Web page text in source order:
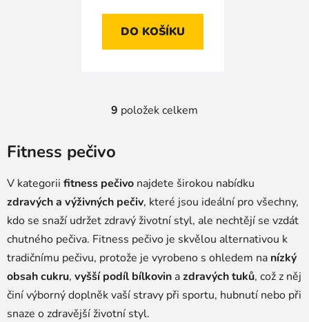
DO KOŠÍKU
O
d
a
c
í
p
r
v
k
y
9 položek celkem
Fitness pečivo
V kategorii fitness pečivo najdete širokou nabídku
zdravých a výživných pečiv, které jsou ideální pro všechny,
kdo se snaží udržet zdravý životní styl, ale nechtějí se vzdát
chutného pečiva. Fitness pečivo je skvělou alternativou k
tradičnímu pečivu, protože je vyrobeno s ohledem na nízký
obsah cukru, vyšší podíl bílkovin azdravých tuků, což z něj
činí výborný doplněk vaší stravy při sportu, hubnutí nebo při
snaze o zdravější životní styl.